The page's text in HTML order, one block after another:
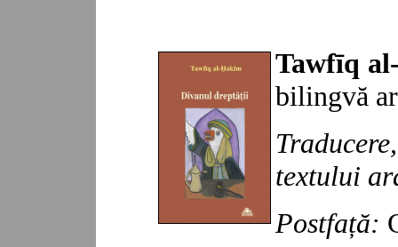
Tawfīq
bilingvă
textului
Postfață: